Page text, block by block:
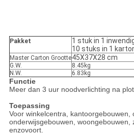
Pakket
1 stuk in 1
10 stuks in 1
Master Carton Grootte45X37X28 cm
G.W.
8.45kg
N.W.
6.83kg
Functie
Meer dan 3 uur noodverlichting na
Toepassing
Voor winkelcentra, kantoorgebouwen,
onderwijsgebouwen, woongebouwen,
enzovoort.